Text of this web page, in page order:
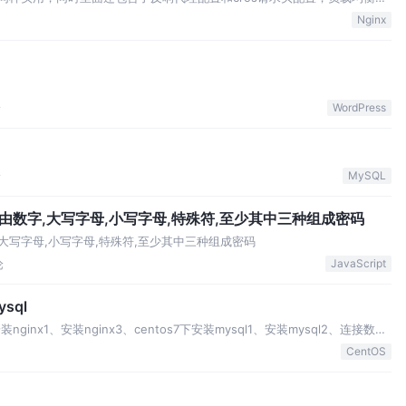
Nginx
WordPress
MySQL
数字,大写字母,小写字母,特殊符,至少其中三种组成密码
写字母,小写字母,特殊符,至少其中三种组成密码
JavaScript
nginx1、安装nginx3、centos7下安装mysql1、安装mysql2、连接数据
CentOS